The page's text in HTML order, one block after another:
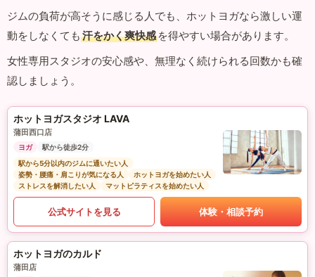
ジムの負荷が高そうに感じる人でも、ホットヨガなら激しい運
動をしなくても 汗をかく爽快感 を得やすい場合があります。
女性専用スタジオの安心感や、無理なく続けられる回数かも確
認しましょう。
ホットヨガスタジオ LAVA
蒲田西口店
ヨガ
駅から徒歩2分
駅から5分以内のジムに通いたい人
姿勢・腰痛・肩こりが気になる人
ホットヨガを始めたい人
ストレスを解消したい人
マットピラティスを始めたい人
公式サイトを見る 体験・相談予約
ホットヨガのカルド
蒲田店